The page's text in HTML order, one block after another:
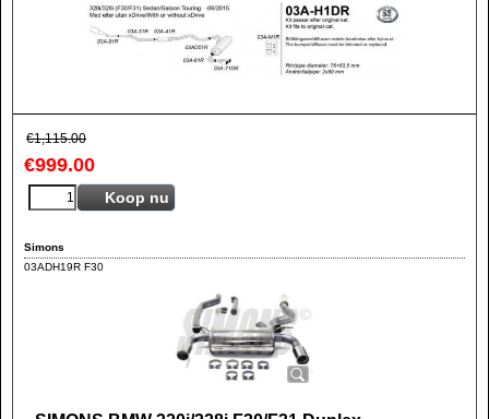
€1,115.00
€999.00
Koop nu
Simons
03ADH19R F30